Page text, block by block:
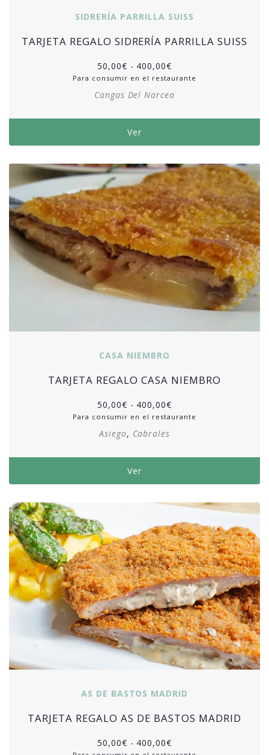
SIDRERÍA PARRILLA SUISS
TARJETA REGALO SIDRERÍA PARRILLA SUISS
50,00€ - 400,00€
Para consumir en el restaurante
Cangas Del Narcea
Ver
CASA NIEMBRO
TARJETA REGALO CASA NIEMBRO
50,00€ - 400,00€
Para consumir en el restaurante
Asiego, Cabrales
Ver
AS DE BASTOS MADRID
TARJETA REGALO AS DE BASTOS MADRID
50,00€ - 400,00€